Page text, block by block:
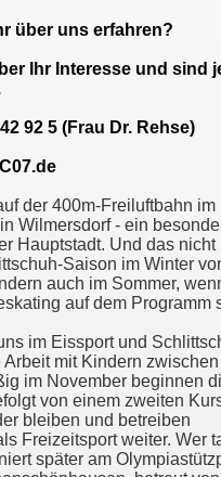
über uns erfahren?
Ihr Interesse und sind
92 5 (Frau Dr. Rehse)
der 400m-Freiluftbahn im
Wilmersdorf - ein
Hauptstadt. Und das nicht
Saison im Winter
auch im Sommer,
auf dem Programm
im Eissport und
mit Kindern
im November beginnen
von einem zweiten
bleiben und betreiben
Freizeitsport weiter. Wer
später am